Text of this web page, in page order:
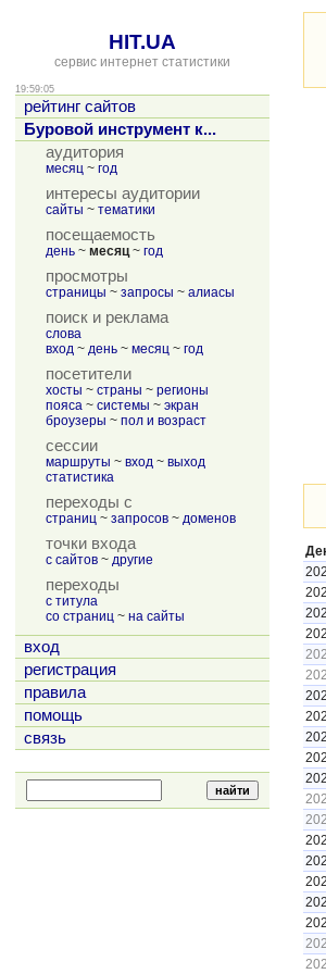
HIT.UA
сервис интернет статистики
19:59:05
рейтинг сайтов
Буровой инструмент к...
аудитория
месяц ~ год
интересы аудитории
сайты ~ тематики
посещаемость
день ~ месяц~ год
просмотры
страницы ~ запросы ~ алиасы
поиск и реклама
слова
вход ~ день ~ месяц ~ год
посетители
хосты ~ страны ~ регионы
пояса ~ системы ~ экран
броузеры ~ пол и возраст
сессии
маршруты ~ вход ~ выход
статистика
переходы с
страниц ~ запросов ~ доменов
точки входа
с сайтов ~ другие
переходы
с титула
со страниц ~ на сайты
вход
регистрация
правила
помощь
связь